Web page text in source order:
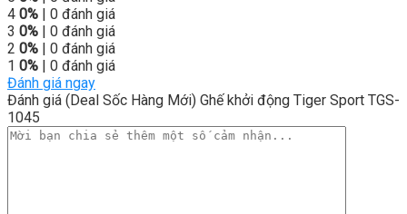
4 0% | 0 đánh giá
3 0% | 0 đánh giá
2 0% | 0 đánh giá
1 0% | 0 đánh giá
Đánh giá ngay
Đánh giá (Deal Sốc Hàng Mới) Ghế khởi động Tiger Sport TGS-
1045